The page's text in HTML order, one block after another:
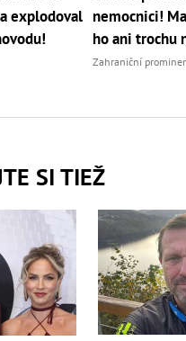
explodoval nemocnici!
ho ani trochu
Zahraniční
SI TIEŽ